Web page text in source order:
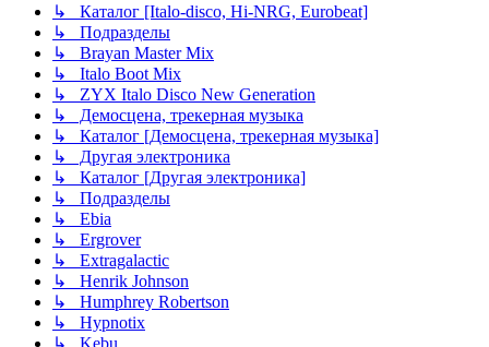
↳ Каталог [Italo-disco, Hi-NRG, Eurobeat]
↳ Подразделы
↳ Brayan Master Mix
↳ Italo Boot Mix
↳ ZYX Italo Disco New Generation
↳ Демосцена, трекерная музыка
↳ Каталог [Демосцена, трекерная музыка]
↳ Другая электроника
↳ Каталог [Другая электроника]
↳ Подразделы
↳ Ebia
↳ Ergrover
↳ Extragalactic
↳ Henrik Johnson
↳ Humphrey Robertson
↳ Hypnotix
↳ Kebu